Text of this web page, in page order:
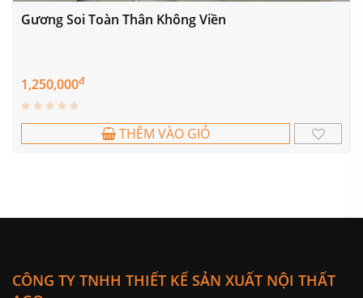
Gương Soi Toàn Thân Không Viền
1,250,000đ
THÊM VÀO GIỎ
CÔNG TY TNHH THIẾT KẾ SẢN XUẤT NỘI THẤT